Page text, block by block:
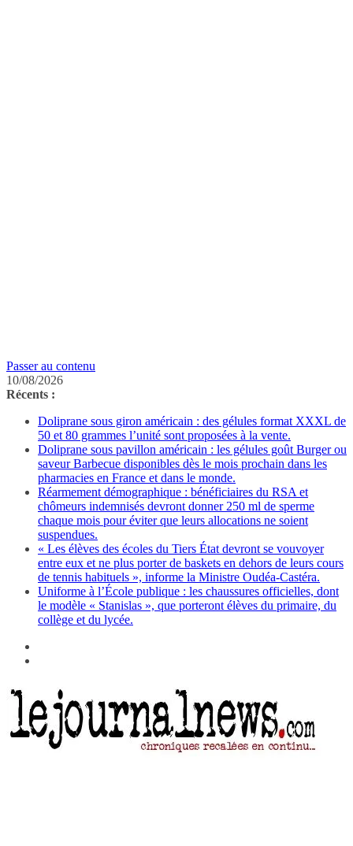
Passer au contenu
10/08/2026
Récents :
Doliprane sous giron américain : des gélules format XXXL de
50 et 80 grammes l’unité sont proposées à la vente.
Doliprane sous pavillon américain : les gélules goût Burger ou
saveur Barbecue disponibles dès le mois prochain dans les
pharmacies en France et dans le monde.
Réarmement démographique : bénéficiaires du RSA et
chômeurs indemnisés devront donner 250 ml de sperme
chaque mois pour éviter que leurs allocations ne soient
suspendues.
« Les élèves des écoles du Tiers État devront se vouvoyer
entre eux et ne plus porter de baskets en dehors de leurs cours
de tennis habituels », informe la Ministre Oudéa-Castéra.
Uniforme à l’École publique : les chaussures officielles, dont
le modèle « Stanislas », que porteront élèves du primaire, du
collège et du lycée.